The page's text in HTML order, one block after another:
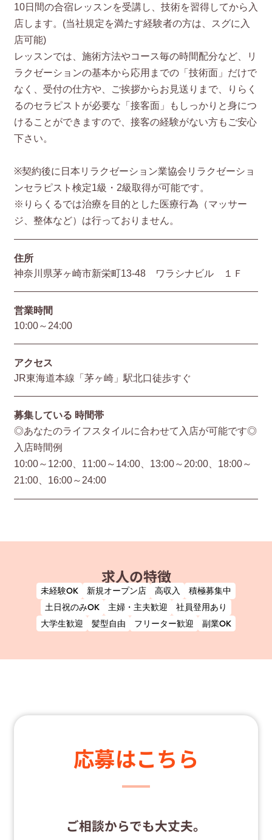
10日間の合宿レッスンを受講し、技術を習得してから入
店します。(当社規定を満たす経験者の方は、スグに入
店可能)
レッスンでは、施術方法やコース毎の時間配分など、リ
ラクゼーションの基本から応用までの「技術面」だけで
なく、受付の仕方や、ご挨拶からお見送りまで、りらく
るのセラピストが必要な「接客面」もしっかりと身につ
けることができますので、接客の経験がない方もご安心
下さい。
※契約後に日本リラクゼーション業協会リラクゼーショ
ンセラピスト検定1級・2級取得が可能です。
※りらくるでは治療を目的とした医療行為（マッサー
ジ、整体など）は行っておりません。
住所
神奈川県茅ヶ崎市新栄町13-48 ワラシナビル １Ｆ
営業時間
10:00～24:00
アクセス
JR東海道本線「茅ヶ崎」駅北口徒歩すぐ
募集している 時間帯
◎あなたのライフスタイルに合わせて入店が可能です◎
入店時間例
10:00～12:00、11:00～14:00、13:00～20:00、18:00～
21:00、16:00～24:00
求人の特徴
未経験OK 新規オープン店 高収入
積極募集中
土日祝のみOK
主婦・主夫歓迎
社員登用あり
大学生歓迎
髪型自由 フリーター歓迎 副業OK
応募はこちら
ご相談からでも大丈夫。